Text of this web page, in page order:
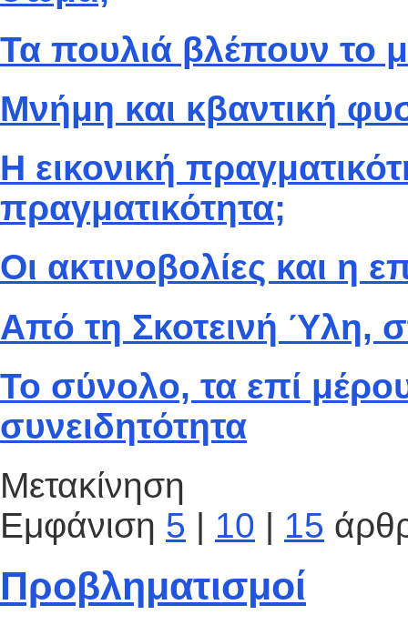
Τα πουλιά βλέπουν το
Μνήμη και κβαντική
Η εικονική
πραγματικότητα;
Οι ακτινοβολίες και η
Από τη Σκοτεινή Ύλη,
Το σύνολο, τα επί
συνειδητότητα
Μετακίνηση
Εμφάνιση 5 | 10 | 15
Προβληματισμοί